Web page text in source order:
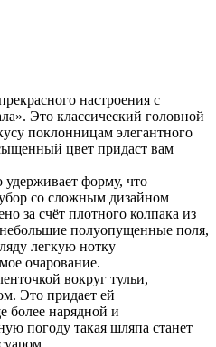
настроения с
Это классический головной
поклонницам элегантного
цвет придаст вам
форму, что
со сложным дизайном
за счёт плотного колпака из
полуопущенные поля,
легкую нотку
очарование.
вокруг тульи,
Это придает ей
более нарядной и
погоду такая шляпа станет